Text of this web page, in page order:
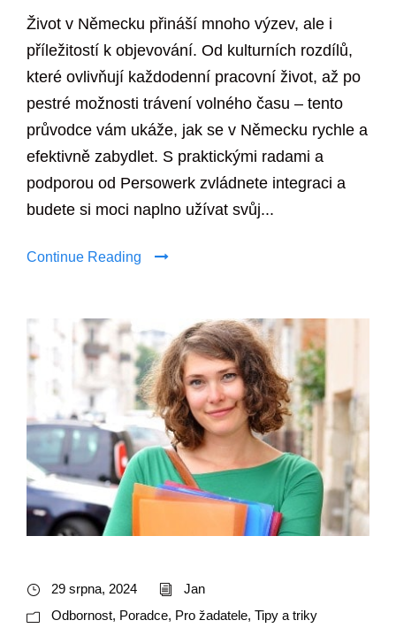
Život v Německu přináší mnoho výzev, ale i
příležitostí k objevování. Od kulturních rozdílů,
které ovlivňují každodenní pracovní život, až po
pestré možnosti trávení volného času – tento
průvodce vám ukáže, jak se v Německu rychle a
efektivně zabydlet. S praktickými radami a
podporou od Persowerk zvládnete integraci a
budete si moci naplno užívat svůj...
Continue Reading
29 srpna, 2024
Jan
Odbornost, Poradce, Pro žadatele, Tipy a triky